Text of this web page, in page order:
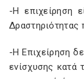
-Η επιχείρηση
∆ραστηριότητας
-Η Επιχείρηση
ενίσχυσης κατά